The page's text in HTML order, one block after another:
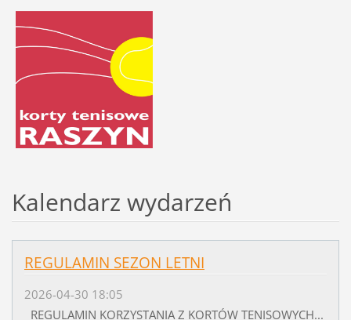
Kalendarz wydarzeń
REGULAMIN SEZON LETNI
2026-04-30 18:05
REGULAMIN KORZYSTANIA Z KORTÓW TENISOWYCH...